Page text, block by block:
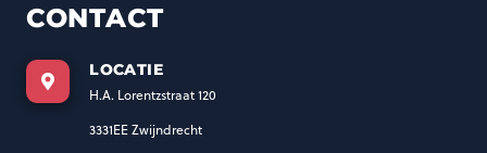
CONTACT
LOCATIE
H.A. Lorentzstraat 120
3331EE Zwijndrecht